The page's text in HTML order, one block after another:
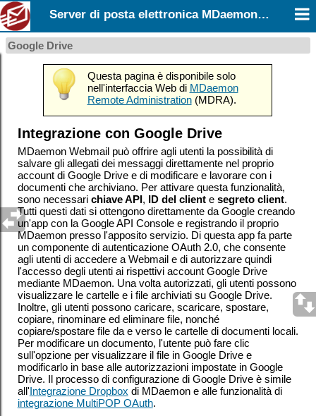
Server di posta elettronica MDaemon 26.0
Google Drive
Questa pagina è disponibile solo
nell'interfaccia Web di MDaemon
Remote Administration(MDRA).
Integrazione con Google Drive
MDaemon Webmail può offrire agli utenti la possibilità di
salvare gli allegati dei messaggi direttamente nel proprio
account di Google Drive e di modificare e lavorare con i
documenti che archiviano. Per attivare questa funzionalità,
sono necessari chiave API, ID del cliente segreto client.
Tutti questi dati si ottengono direttamente da Google creando
un'app con la Google API Console e registrando il proprio
MDaemon presso l'apposito servizio. Di questa app fa parte
un componente di autenticazione OAuth 2.0, che consente
agli utenti di accedere a Webmail e di autorizzare quindi
l'accesso degli utenti ai rispettivi account Google Drive
mediante MDaemon. Una volta autorizzati, gli utenti possono
visualizzare le cartelle e i file archiviati su Google Drive.
Inoltre, gli utenti possono caricare, scaricare, spostare,
copiare, rinominare ed eliminare file, nonché
copiare/spostare file da e verso le cartelle di documenti locali.
Per modificare un documento, l'utente può fare clic
sull'opzione per visualizzare il file in Google Drive e
modificarlo in base alle autorizzazioni impostate in Google
Drive. Il processo di configurazione di Google Drive è simile
all'Integrazione Dropbox di MDaemon e alle funzionalità di
integrazione MultiPOP OAuth.